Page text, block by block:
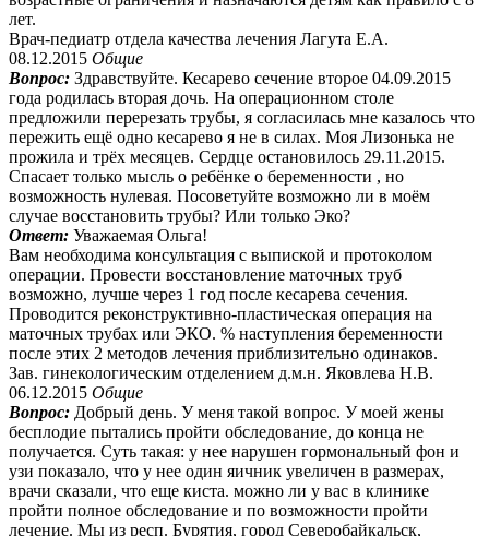
лет.
Врач-педиатр отдела качества лечения Лагута Е.А.
08.12.2015 Общие
Вопрос: Здравствуйте. Кесарево сечение второе 04.09.2015
года родилась вторая дочь. На операционном столе
предложили перерезать трубы, я согласилась мне казалось что
пережить ещё одно кесарево я не в силах. Моя Лизонька не
прожила и трёх месяцев. Сердце остановилось 29.11.2015.
Спасает только мысль о ребёнке о беременности , но
возможность нулевая. Посоветуйте возможно ли в моём
случае восстановить трубы? Или только Эко?
Ответ: Уважаемая Ольга!
Вам необходима консультация с выпиской и протоколом
операции. Провести восстановление маточных труб
возможно, лучше через 1 год после кесарева сечения.
Проводится реконструктивно-пластическая операция на
маточных трубах или ЭКО. % наступления беременности
после этих 2 методов лечения приблизительно одинаков.
Зав. гинекологическим отделением д.м.н. Яковлева Н.В.
06.12.2015 Общие
Вопрос: Добрый день. У меня такой вопрос. У моей жены
бесплодие пытались пройти обследование, до конца не
получается. Суть такая: у нее нарушен гормональный фон и
узи показало, что у нее один яичник увеличен в размерах,
врачи сказали, что еще киста. можно ли у вас в клинике
пройти полное обследование и по возможности пройти
лечение. Мы из респ. Бурятия, город Северобайкальск,